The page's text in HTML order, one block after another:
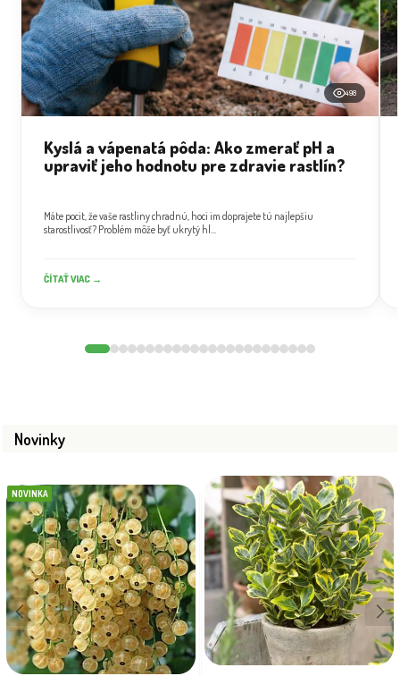
498
Kyslá a vápenatá pôda: Ako zmerať pH a
upraviť jeho hodnotu pre zdravie rastlín?
Máte pocit, že vaše rastliny chradnú, hoci im doprajete tú najlepšiu
starostlivosť? Problém môže byť ukrytý hl...
ČÍTAŤ VIAC →
Novinky
NOVINKA